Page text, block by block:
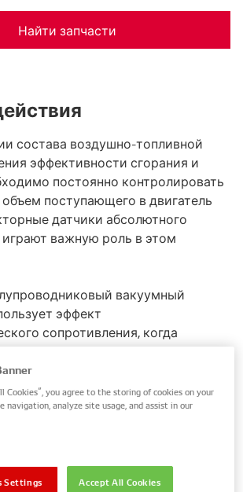
Найти запчасти
состава воздушно-топливной
эффективности сгорания и
постоянно контролировать
объем поступающего в двигатель
датчики абсолютного
играют важную роль в этом
вакуумный
эффект
сопротивления, когда
к силикону. Этот эффект
измерения давления во впускном
вниз по потоку от
Измерение давления затем
двигателя посредством
и используется для
всасываемого воздуха. После
Cookies”, you agree to the storing of cookies on your
navigation, analyze site usage, and assist in our
Accept All Cookies
Settings